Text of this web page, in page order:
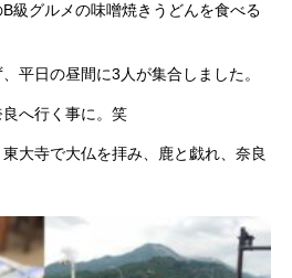
級グルメの味噌焼きうどんを食べる
平日の昼間に3人が集合しました。
へ行く事に。笑
大寺で大仏を拝み、鹿と戯れ、奈良